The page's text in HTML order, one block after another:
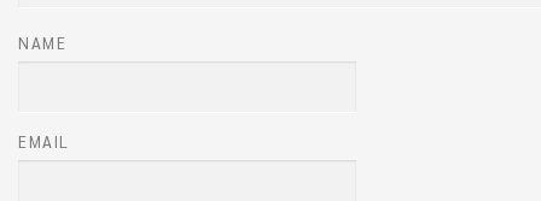
NAME
EMAIL